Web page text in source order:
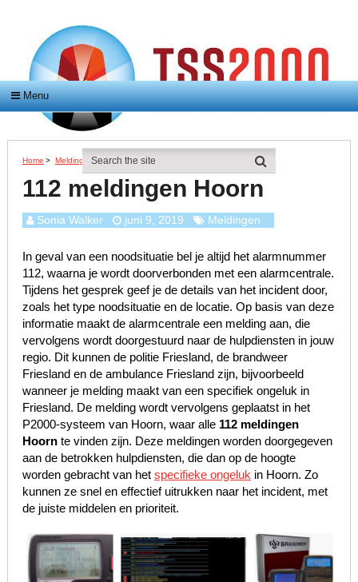
Menu
Home > Meldingen > 112 Meldingen Hoorn
112 meldingen Hoorn
Sonia Walker juni 9, 2019 Meldingen
In geval van een noodsituatie bel je altijd het alarmnummer
112, waarna je wordt doorverbonden met een alarmcentrale.
Tijdens het gesprek geef je de details van het incident door,
zoals het type noodsituatie en de locatie. Op basis van deze
informatie maakt de alarmcentrale een melding aan, die
vervolgens wordt doorgestuurd naar de hulpdiensten in jouw
regio. Dit kunnen de politie Friesland, de brandweer
Friesland en de ambulance Friesland zijn, bijvoorbeeld
wanneer je melding maakt van een specifiek ongeluk in
Friesland. De melding wordt vervolgens geplaatst in het
P2000-systeem van Hoorn, waar alle 112 meldingen
Hoornte vinden zijn. Deze meldingen worden doorgegeven
aan de betrokken hulpdiensten, die dan op de hoogte
worden gebracht van het specifieke ongelukin Hoorn. Zo
kunnen ze snel en effectief uitrukken naar het incident, met
de juiste middelen en prioriteit.